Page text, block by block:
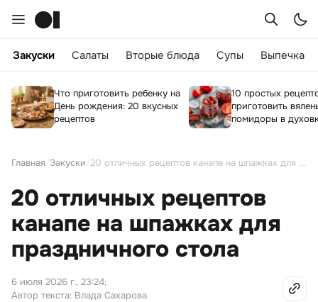
Закуски Салаты Вторые блюда Супы Выпечка
Что приготовить ребенку на
День рождения: 20 вкусных
рецептов
10 простых
приготовить
помидоры в
Главная Закуски 20 отличных рецептов канапе на шпажках для праздничного стола
20 отличных рецептов
канапе на шпажках для
праздничного стола
6 июля 2026 г., 23:24;
Автор текста: Влада Сахарова